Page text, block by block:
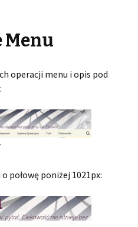
Menu
operacji menu i opis pod
połowę poniżej 1021px: